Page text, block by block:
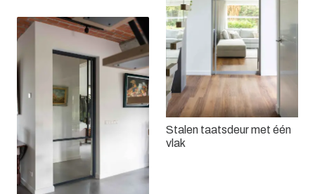
Stalen taatsdeur met één
vlak